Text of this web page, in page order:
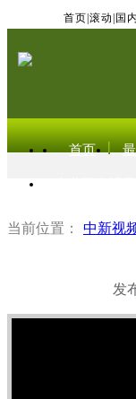
首页 滚动 国内
首页
当前位置： 中新视
发